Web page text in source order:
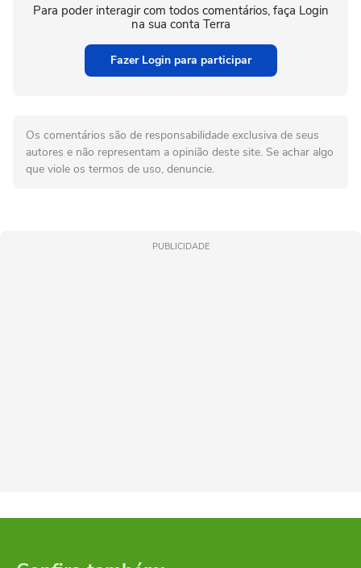
Para poder interagir com todos comentários, faça Login
na sua conta Terra
Fazer Login para participar
Os comentários são de responsabilidade exclusiva de seus
autores e não representam a opinião deste site. Se achar algo
que viole os termos de uso, denuncie.
PUBLICIDADE